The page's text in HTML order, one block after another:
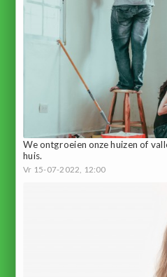
We ontgroeien onze huizen of
huis.
Vr 15-07-2022, 12:00